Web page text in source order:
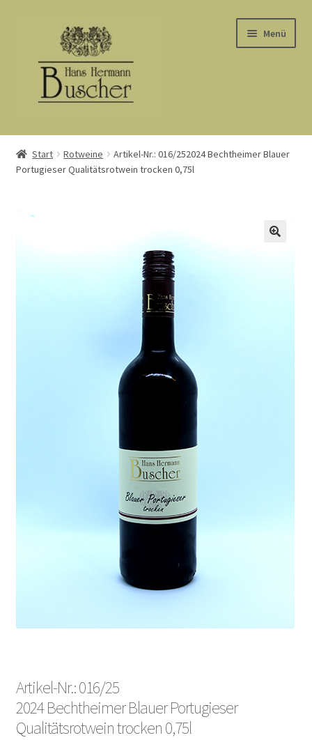
Navigation
springen
springen
Menü
Start
AGB
Start Rotweine
Artikel-Nr.: 016/252024 Bechtheimer Blauer
Portugieser Qualitätsrotwein trocken 0,75l
Artikel-Nr.: 016/25
2024 Bechtheimer Blauer Portugieser
Qualitätsrotwein trocken 0,75l